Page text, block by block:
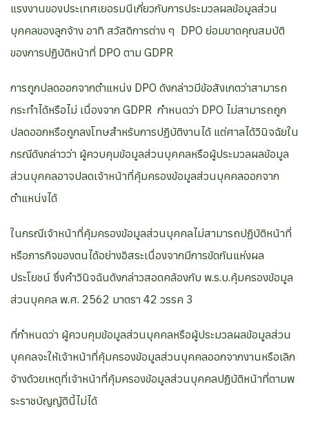
แรงงานของประเทศเยอรมนีเกี่ยวกับการประมวลผลข้อมูลส่วน
บุคคลของลูกจ้าง อาทิ สวัสดิการต่าง ๆ DPO ย่อมขาดคุณสมบัติ
ของการปฏิบัติหน้าที่ DPO ตาม GDPR
การถูกปลดออกจากตำแหน่ง DPO ดังกล่าวมีข้อสังเกตว่าสามารถ
กระทำได้หรือไม่ เนื่องจาก GDPR กำหนดว่า DPO ไม่สามารถถูก
ปลดออกหรือถูกลงโทษสำหรับการปฏิบัติงานได้ แต่ศาลได้วินิจฉัยใน
กรณีดังกล่าวว่า ผู้ควบคุมข้อมูลส่วนบุคคลหรือผู้ประมวลผลข้อมูล
ส่วนบุคคลอาจปลดเจ้าหน้าที่คุ้มครองข้อมูลส่วนบุคคลออกจาก
ตำแหน่งได้
ในกรณีเจ้าหน้าที่คุ้มครองข้อมูลส่วนบุคคลไม่สามารถปฏิบัติหน้าที่
หรือภารกิจของตนได้อย่างอิสระเนื่องจากมีการขัดกันแห่งผล
ประโยชน์ ซึ่งคำวินิจฉันดังกล่าวสอดคล้องกับ พ.ร.บ.คุ้มครองข้อมูล
ส่วนบุคคล พ.ศ. 2562 มาตรา 42 วรรค 3
ที่กำหนดว่า ผู้ควบคุมข้อมูลส่วนบุคคลหรือผู้ประมวลผลข้อมูลส่วน
บุคคลจะให้เจ้าหน้าที่คุ้มครองข้อมูลส่วนบุคคลออกจากงานหรือเลิก
จ้างด้วยเหตุที่เจ้าหน้าที่คุ้มครองข้อมูลส่วนบุคคลปฏิบัติหน้าที่ตามพ
ระราชบัญญัตินี้ไม่ได้